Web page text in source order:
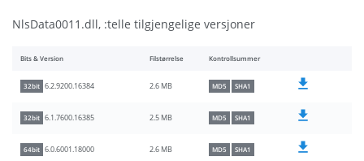
NlsData0011.dll, :telle tilgjengelige versjoner
Bits & Version Filstørrelse Kontrollsummer
32bit 6.2.9200.16384 2.6 MB MD5 SHA1
32bit 6.1.7600.16385 2.5 MB MD5 SHA1
64bit 6.0.6001.18000 2.6 MB MD5 SHA1